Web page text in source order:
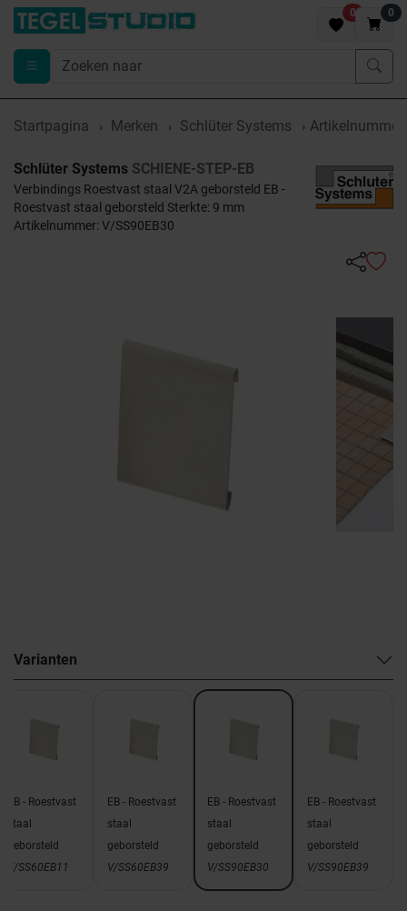
0 0
Startpagina Merken Schlüter Systems
Schlüter Systems SCHIENE-STEP-EB
Verbindings Roestvast staal V2A geborsteld EB -
Roestvast staal geborsteld Sterkte: 9 mm
Artikelnummer: V/SS90EB30
Varianten
EB - Roestvast
staal
geborsteld
V/SS60EB11
EB - Roestvast
staal
geborsteld
V/SS60EB39
EB - Roestvast
staal
geborsteld
V/SS90EB30
EB - Roestvast
staal
geborsteld
V/SS90EB39